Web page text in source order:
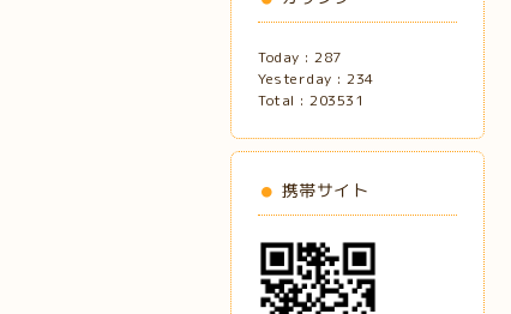
Today : 287
Yesterday : 234
Total : 203531
携帯サイト